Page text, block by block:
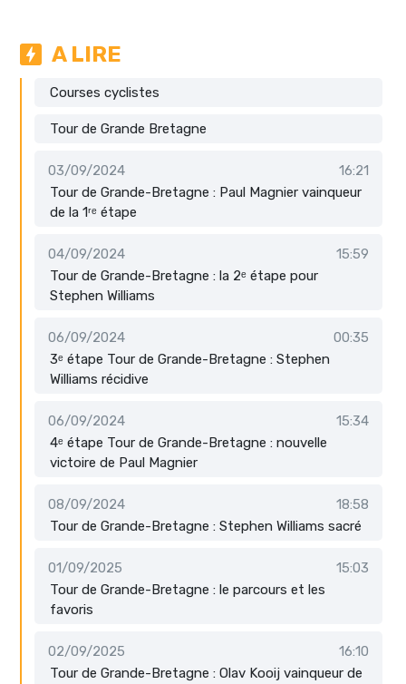
A LIRE
Courses cyclistes
Tour de Grande Bretagne
03/09/2024
16:21
Tour de Grande-Bretagne : Paul Magnier vainqueur
de la 1ʳᵉ étape
04/09/2024
15:59
Tour de Grande-Bretagne : la 2ᵉ étape pour
Stephen Williams
06/09/2024
00:35
3ᵉ étape Tour de Grande-Bretagne : Stephen
Williams récidive
06/09/2024
15:34
4ᵉ étape Tour de Grande-Bretagne : nouvelle
victoire de Paul Magnier
08/09/2024
18:58
Tour de Grande-Bretagne : Stephen Williams sacré
01/09/2025
15:03
Tour de Grande-Bretagne : le parcours et les
favoris
02/09/2025
16:10
Tour de Grande-Bretagne : Olav Kooij vainqueur de